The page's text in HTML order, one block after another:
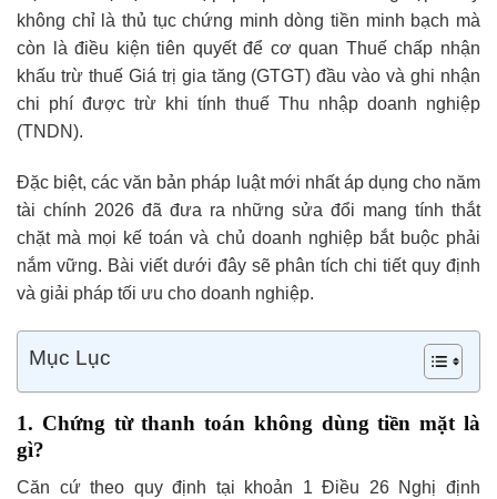
không chỉ là thủ tục chứng minh dòng tiền minh bạch mà
còn là điều kiện tiên quyết để cơ quan Thuế chấp nhận
khấu trừ thuế Giá trị gia tăng (GTGT) đầu vào và ghi nhận
chi phí được trừ khi tính thuế Thu nhập doanh nghiệp
(TNDN).
Đặc biệt, các văn bản pháp luật mới nhất áp dụng cho năm
tài chính 2026 đã đưa ra những sửa đổi mang tính thắt
chặt mà mọi kế toán và chủ doanh nghiệp bắt buộc phải
nắm vững. Bài viết dưới đây sẽ phân tích chi tiết quy định
và giải pháp tối ưu cho doanh nghiệp.
Mục Lục
1. Chứng từ thanh toán không dùng tiền mặt là
gì?
Căn cứ theo quy định tại khoản 1 Điều 26 Nghị định